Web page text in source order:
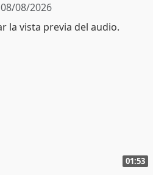
08/08/2026
01:53